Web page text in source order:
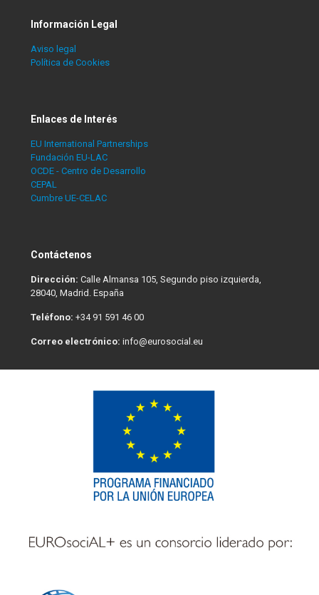
Información Legal
Aviso legal
Política de Cookies
Enlaces de Interés
EU International Partnerships
Fundación EU-LAC
OCDE - Centro de Desarrollo
CEPAL
Cumbre UE-CELAC
Contáctenos
Dirección: Calle Almansa 105, Segundo piso izquierda,
28040, Madrid. España
Teléfono: +34 91 591 46 00
Correo electrónico: info@eurosocial.eu